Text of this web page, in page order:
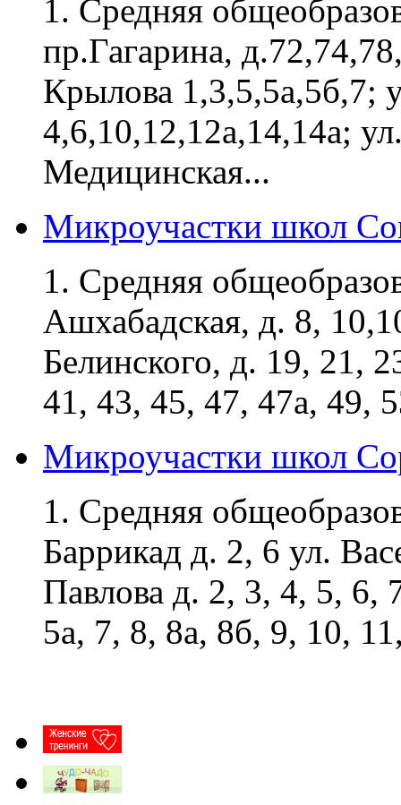
1. Средняя
пр.Гагарина,
Крылова 1,3,5,5а,5б,7;
4,6,10,12,12а,14,14а;
Медицинская...
Микроучастки школ
1. Средняя
Ашхабадская, д. 8,
Белинского, д. 19, 21,
41, 43, 45, 47, 47а, 49,
Микроучастки школ
1. Средняя
Баррикад д. 2, 6 ул.
Павлова д. 2, 3, 4, 5, 6,
5а, 7, 8, 8а, 8б, 9, 10,